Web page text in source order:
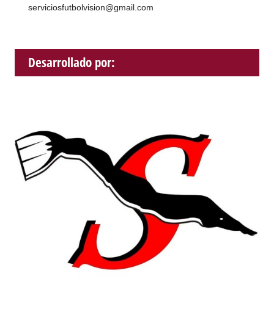
serviciosfutbolvision@gmail.com
Desarrollado por: